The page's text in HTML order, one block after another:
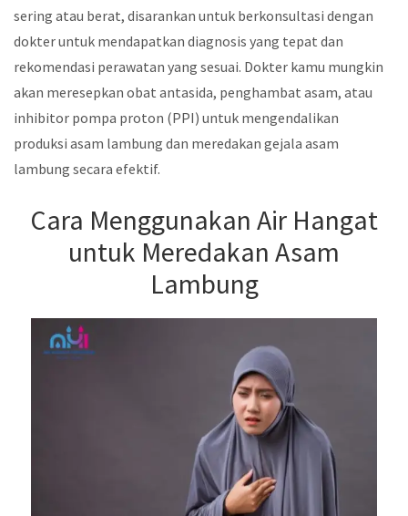
sering atau berat, disarankan untuk berkonsultasi dengan
dokter untuk mendapatkan diagnosis yang tepat dan
rekomendasi perawatan yang sesuai. Dokter kamu mungkin
akan meresepkan obat antasida, penghambat asam, atau
inhibitor pompa proton (PPI) untuk mengendalikan
produksi asam lambung dan meredakan gejala asam
lambung secara efektif.
Cara Menggunakan Air Hangat
untuk Meredakan Asam
Lambung